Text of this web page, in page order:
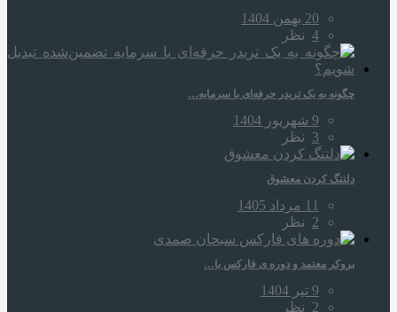
20 بهمن 1404
4 نظر
چگونه به یک تریدر حرفه‌ای با سرمایه…
9 شهریور 1404
3 نظر
دلتنگ کردن معشوق
11 مرداد 1405
2 نظر
بروکر معتمد و دوره‌ ی فارکس با…
9 تیر 1404
2 نظر